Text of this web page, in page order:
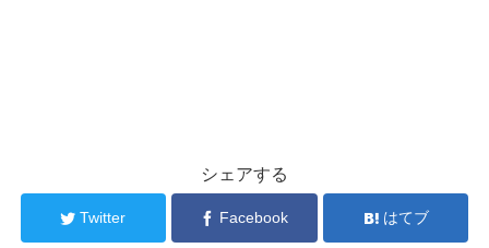
シェアする
Twitter Facebook はてブ